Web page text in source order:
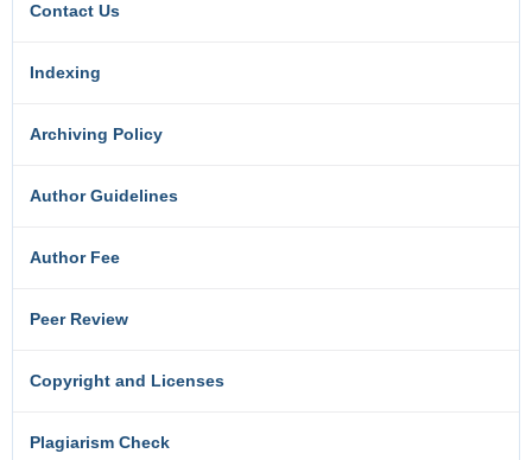
Contact Us
Indexing
Archiving Policy
Author Guidelines
Author Fee
Peer Review
Copyright and Licenses
Plagiarism Check